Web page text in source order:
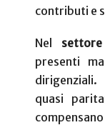
contributi e
Nel
presenti
quasi